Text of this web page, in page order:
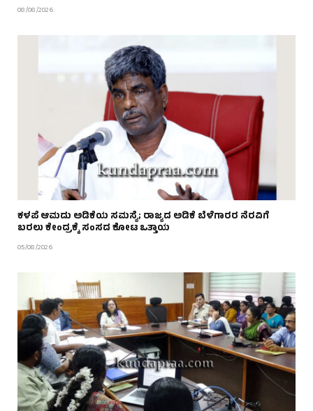
08/08/2026
ಕಳಪೆ ಆಮದು ಅಡಿಕೆಯ ಸಮಸ್ಯೆ; ರಾಜ್ಯದ ಅಡಿಕೆ ಬೆಳೆಗಾರರ ನೆರವಿಗೆ
ಬರಲು ಕೇಂದ್ರಕ್ಕೆ ಸಂಸದ ಕೋಟ ಒತ್ತಾಯ
05/08/2026